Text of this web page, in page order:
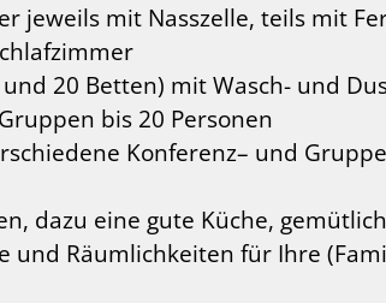
jeweils mit Nasszelle, teils mit
und 20 Betten) mit Wasch- und
bis 20 Personen
Konferenz– und
dazu eine gute Küche,
und Räumlichkeiten für Ihre